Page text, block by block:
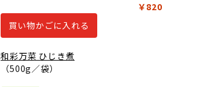
￥820
買い物かごに入れる
和彩万菜 ひじき煮
（500g／袋）